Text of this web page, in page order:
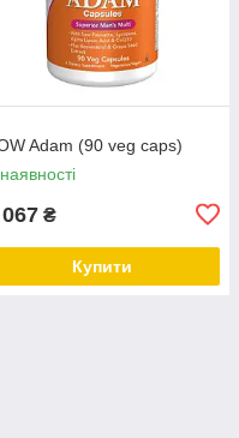
Adam (90 veg caps)
₴
Купити